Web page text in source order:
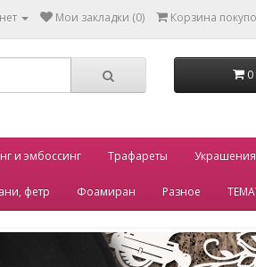
Мои закладки (0) Корзина
и эмбоссинг Трафареты Украшения
фетр Фоамиран Разное